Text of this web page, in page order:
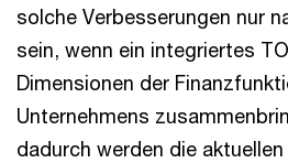
solche Verbesserungen nur
sein, wenn ein integriertes
Dimensionen der
Unternehmens
dadurch werden die